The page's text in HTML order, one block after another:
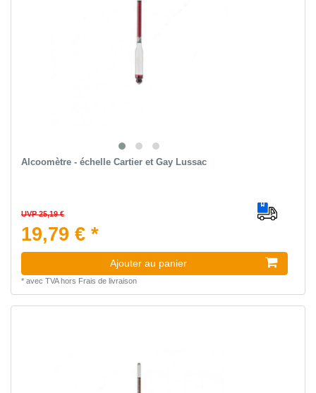
Alcoomètre - échelle Cartier et Gay Lussac
UVP 25,19 €
19,79 € *
Ajouter au panier
* avec TVAhors Frais de livraison